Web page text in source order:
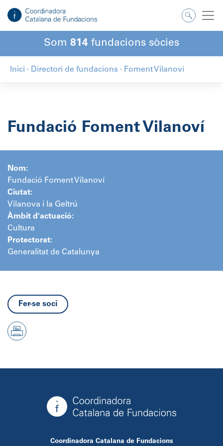
contingut
Som 814 fundacions sòcies
Inici · Directori de fundacions · Foment Vilanoví
Fundació Foment Vilanoví
Nom:
Fundació Foment Vilanoví
Ciutat:
Vilanova i la Geltrú
Àmbit d'actuació:
Cultura
Protectorat:
Generalitat de Catalunya
Fer-se soci
Coordinadora Catalana de Fundacions